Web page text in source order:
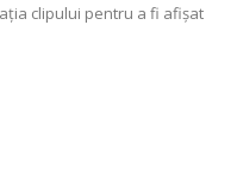
clipului pentru a fi afișat